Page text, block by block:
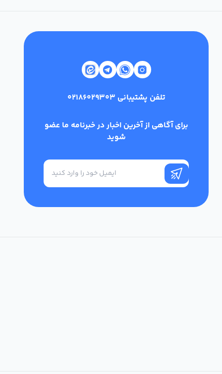
تلفن پشتیبانی 02186029303
برای آگاهی از آخرین اخبار در خبرنامه ما عضو
شوید